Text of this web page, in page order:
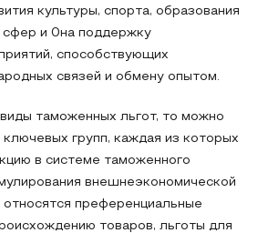
культуры, спорта, образования
сфер и 0на поддержку
способствующих
связей и обмену опытом.
таможенных льгот, то можно
групп, каждая из которых
в системе таможенного
внешнеэкономической
преференциальные
товаров, льготы для